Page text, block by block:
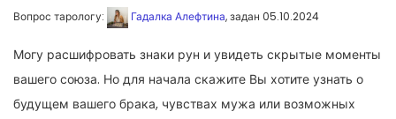
Вопрос тарологу: Гадалка Алефтина, задан 05.10.2024
Могу расшифровать знаки рун и увидеть скрытые моменты
вашего союза. Но для начала скажите Вы хотите узнать о
будущем вашего брака, чувствах мужа или возможных